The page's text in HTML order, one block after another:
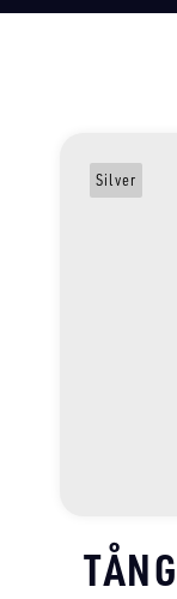
Silver
TÅNG